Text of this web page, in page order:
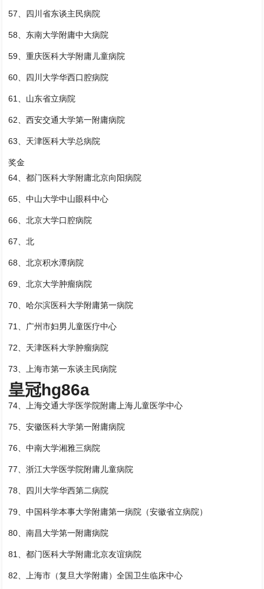
57、四川省东谈主民病院
58、东南大学附庸中大病院
59、重庆医科大学附庸儿童病院
60、四川大学华西口腔病院
61、山东省立病院
62、西安交通大学第一附庸病院
63、天津医科大学总病院
奖金
64、都门医科大学附庸北京向阳病院
65、中山大学中山眼科中心
66、北京大学口腔病院
67、北
68、北京积水潭病院
69、北京大学肿瘤病院
70、哈尔滨医科大学附庸第一病院
71、广州市妇男儿童医疗中心
72、天津医科大学肿瘤病院
73、上海市第一东谈主民病院
皇冠hg86a
74、上海交通大学医学院附庸上海儿童医学中心
75、安徽医科大学第一附庸病院
76、中南大学湘雅三病院
77、浙江大学医学院附庸儿童病院
78、四川大学华西第二病院
79、中国科学本事大学附庸第一病院（安徽省立病院）
80、南昌大学第一附庸病院
81、都门医科大学附庸北京友谊病院
82、上海市（复旦大学附庸）全国卫生临床中心